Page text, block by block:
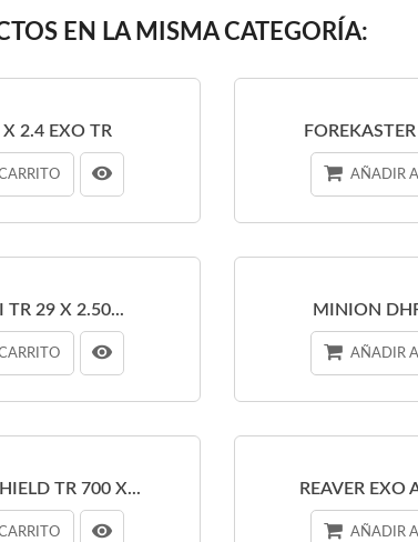
EN LA MISMA CATEGORÍA:
2.4 EXO TR
AÑADIR
TR 29 X 2.50... MINION
AÑADIR
TR 700 X... REAVER EXO
AÑADIR